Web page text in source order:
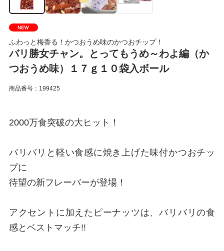
ふわっと梅香る！かつおうめ味のかつおチップ！
バリ勝女チャン。とってもうめ～わよ編（か
つおうめ味）１７ｇ１０袋入ボール
商品番号：199425
2000万食突破の大ヒット！
バリバリと軽い食感に焼き上げた味付かつおチッ
プに
待望の新フレーバーが登場！
アクセントに加えたピーナッツは、バリバリの食
感とベストマッチ!!